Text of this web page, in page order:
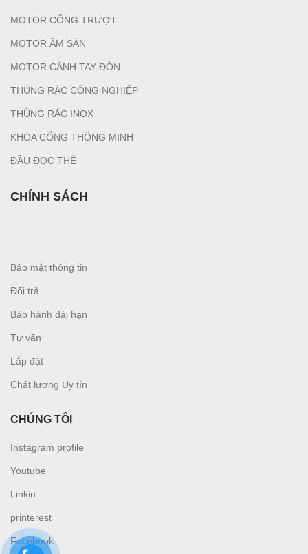
MOTOR CỔNG TRƯỢT
MOTOR ÂM SÀN
MOTOR CÁNH TAY ĐÒN
THÙNG RÁC CÔNG NGHIỆP
THÙNG RÁC INOX
KHÓA CỔNG THÔNG MINH
ĐẦU ĐỌC THẺ
CHÍNH SÁCH
Bảo mật thông tin
Đổi trả
Bảo hành dài hạn
Tư vấn
L ắp đặt
Chất lượng Uy tín
CHÚNG TÔI
Instagram profile
Youtube
Linkin
printerest
Facebook